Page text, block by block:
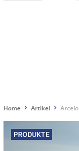
Home Artikel
PRODUKTE